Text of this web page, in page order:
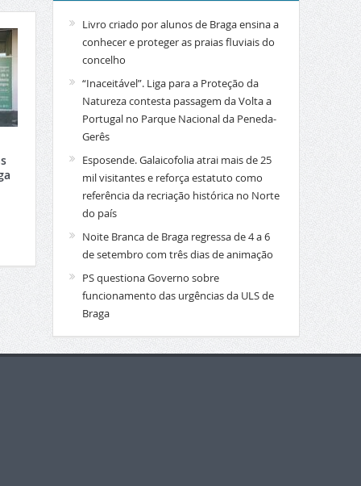
Livro criado por alunos de Braga ensina a
conhecer e proteger as praias fluviais do
concelho
“Inaceitável”. Liga para a Proteção da
Natureza contesta passagem da Volta a
Portugal no Parque Nacional da Peneda-
Gerês
Esposende. Galaicofolia atrai mais de 25
mil visitantes e reforça estatuto como
referência da recriação histórica no Norte
do país
Noite Branca de Braga regressa de 4 a 6
de setembro com três dias de animação
PS questiona Governo sobre
funcionamento das urgências da ULS de
Braga